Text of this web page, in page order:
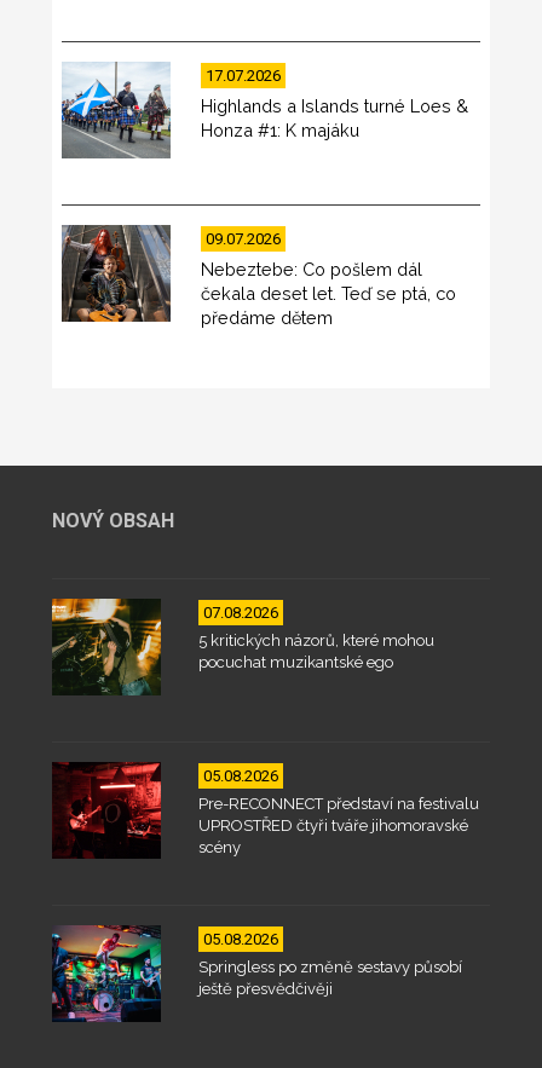
17.07.2026
Highlands a Islands turné Loes &
Honza #1: K majáku
09.07.2026
Nebeztebe: Co pošlem dál
čekala deset let. Teď se ptá, co
předáme dětem
NOVÝ OBSAH
07.08.2026
5 kritických názorů, které mohou
pocuchat muzikantské ego
05.08.2026
Pre-RECONNECT představí na festivalu
UPROSTŘED čtyři tváře jihomoravské
scény
05.08.2026
Springless po změně sestavy působí
ještě přesvědčivěji